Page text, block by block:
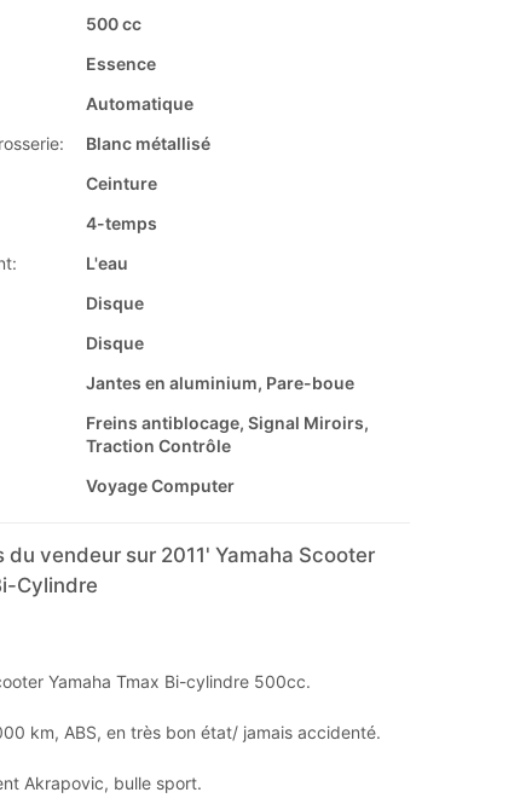
500 cc
Essence
Automatique
Blanc métallisé
Ceinture
4-temps
L'eau
Disque
Disque
Jantes en aluminium, Pare-boue
Freins antiblocage, Signal Miroirs,
Traction Contrôle
Voyage Computer
du vendeur sur 2011' Yamaha Scooter
Cylindre
Yamaha Tmax Bi-cylindre 500cc.
km, ABS, en très bon état/ jamais accidenté.
Akrapovic, bulle sport.